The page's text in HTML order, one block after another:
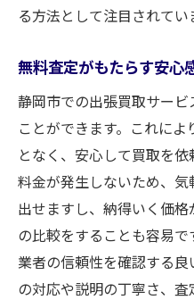
快適な買取体験
ブランド品を高
静岡市で充実し
は
買取サービスを
静岡市の買取サ
買取大吉新静岡店の
取を賢く利用
賢く出張買取を
る方法として注目されてい
無料査定がもたらす安心
静岡市での出張買取サー
ことができます。これに
となく、安心して買取を
料金が発生しないため、
出せますし、納得いく価
の比較をすることも容易
業者の信頼性を確認する
の対応や説明の丁寧さ、